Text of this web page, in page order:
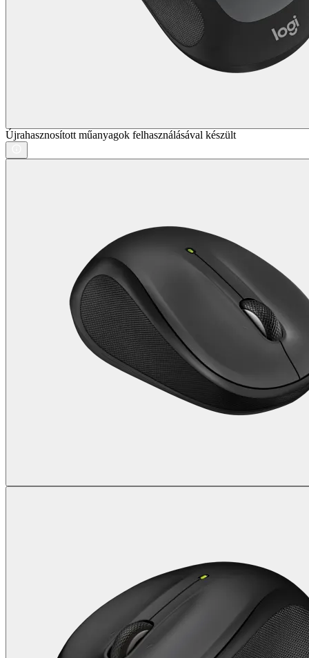
Újrahasznosított műanyagok felhasználásával készült